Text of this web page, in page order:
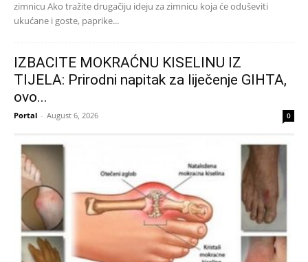
zimnicu Ako tražite drugačiju ideju za zimnicu koja će oduševiti
ukućane i goste, paprike...
IZBACITE MOKRAĆNU KISELINU IZ
TIJELA: Prirodni napitak za liječenje GIHTA,
ovo...
Portal - August 6, 2026 0